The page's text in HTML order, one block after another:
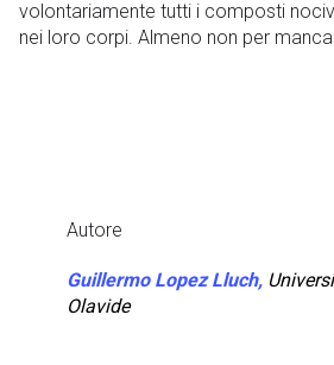
volontariamente tutti i composti
nei loro corpi. Almeno non per
Autore
Guillermo Lopez Lluch,
Olavide